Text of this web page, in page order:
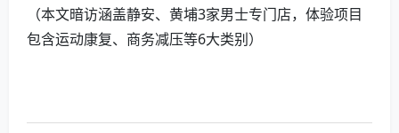
（本文暗访涵盖静安、黄埔3家男士专门店，体验项目
包含运动康复、商务减压等6大类别）